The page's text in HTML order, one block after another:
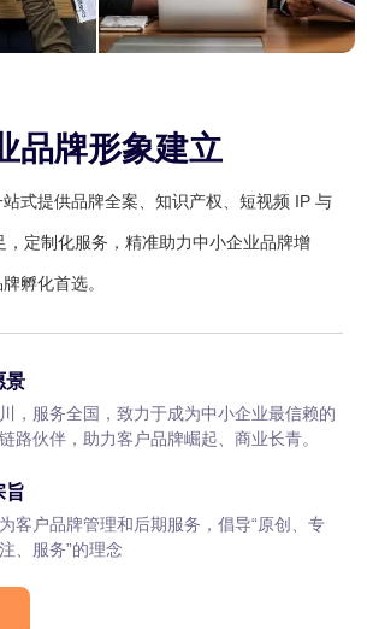
品牌形象建立
式提供品牌全案、知识产权、短视频 IP 与
，定制化服务，精准助力中小企业品牌增
孵化首选。
景
，服务全国，致力于成为中小企业最信赖的
路伙伴，助力客户品牌崛起、商业长青。
旨
客户品牌管理和后期服务，倡导“原创、专
、服务”的理念